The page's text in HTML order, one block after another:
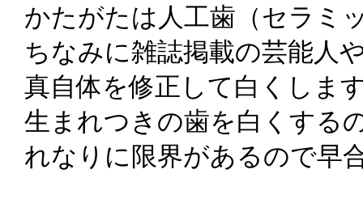
かたがたは人工歯（セラミ
ちなみに雑誌掲載の芸能人
真自体を修正して白くしま
生まれつきの歯を白くする
れなりに限界があるので早